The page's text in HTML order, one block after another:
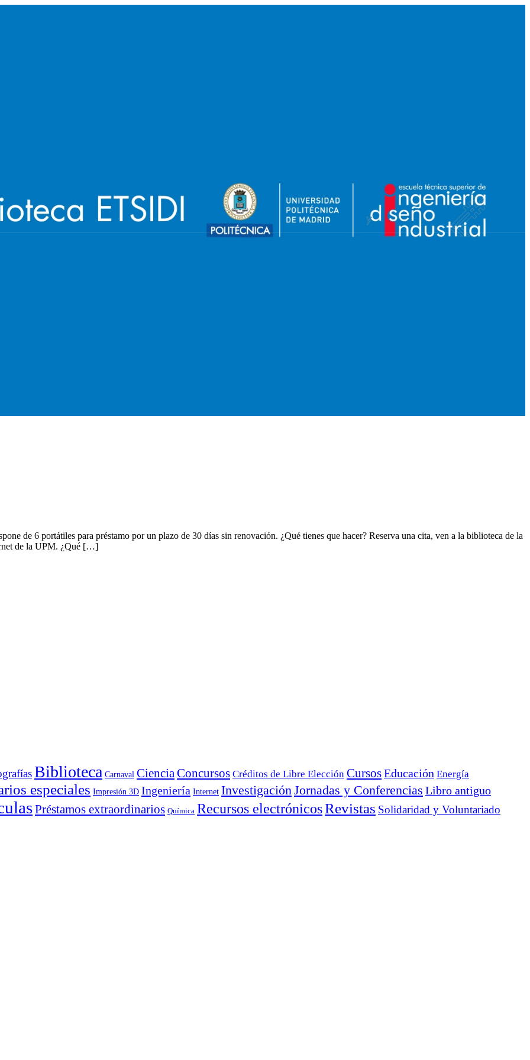
de 6 portátiles para préstamo por un plazo de 30 días sin renovación. ¿Qué tienes que hacer? Reserva una cita, ven a la biblioteca de la
de la UPM. ¿Qué […]
Biblioteca Carnaval CienciaConcursos Créditos de Libre Elección CursosEducación Energía
especiales Impresión 3D Ingeniería Internet Investigación Jornadas y Conferencias Libro antiguo
Préstamos extraordinarios Química Recursos electrónicosRevistas Solidaridad y Voluntariado